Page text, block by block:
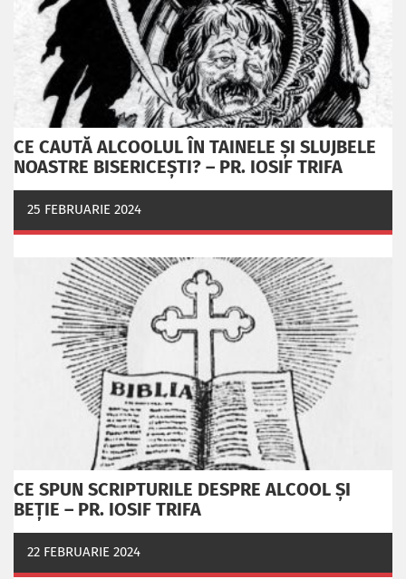
CE CAUTĂ ALCOOLUL ÎN TAINELE ŞI SLUJBELE
NOASTRE BISERICEŞTI? – PR. IOSIF TRIFA
25 FEBRUARIE 2024
CE SPUN SCRIPTURILE DESPRE ALCOOL ȘI
BEȚIE – PR. IOSIF TRIFA
22 FEBRUARIE 2024